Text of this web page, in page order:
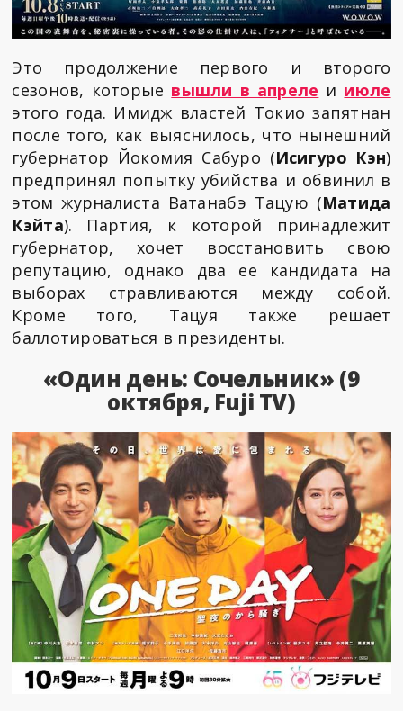
Это продолжение первого и второго
сезонов, которые вышли в апреле и июле
этого года. Имидж властей Токио запятнан
после того, как выяснилось, что нынешний
губернатор Йокомия Сабуро (Исигуро Кэн)
предпринял попытку убийства и обвинил в
этом журналиста Ватанабэ Тацую (Матида
Кэйта). Партия, к которой принадлежит
губернатор, хочет восстановить свою
репутацию, однако два ее кандидата на
выборах стравливаются между собой.
Кроме того, Тацуя также решает
баллотироваться в президенты.
«Один день: Сочельник» (9
октября, Fuji TV)